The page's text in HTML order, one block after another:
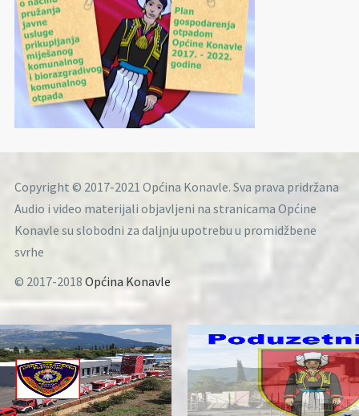
Copyright © 2017-2021 Općina Konavle. Sva prava pridržana
Audio i video materijali objavljeni na stranicama Općine
Konavle su slobodni za daljnju upotrebu u promidžbene
svrhe
© 2017-2018 Općina Konavle